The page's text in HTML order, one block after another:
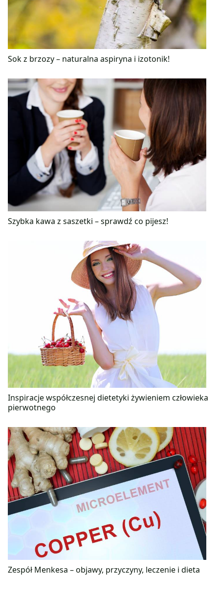
Sok z brzozy – naturalna aspiryna i izotonik!
Szybka kawa z saszetki – sprawdź co pijesz!
Inspiracje współczesnej dietetyki żywieniem człowieka
pierwotnego
Zespół Menkesa – objawy, przyczyny, leczenie i dieta